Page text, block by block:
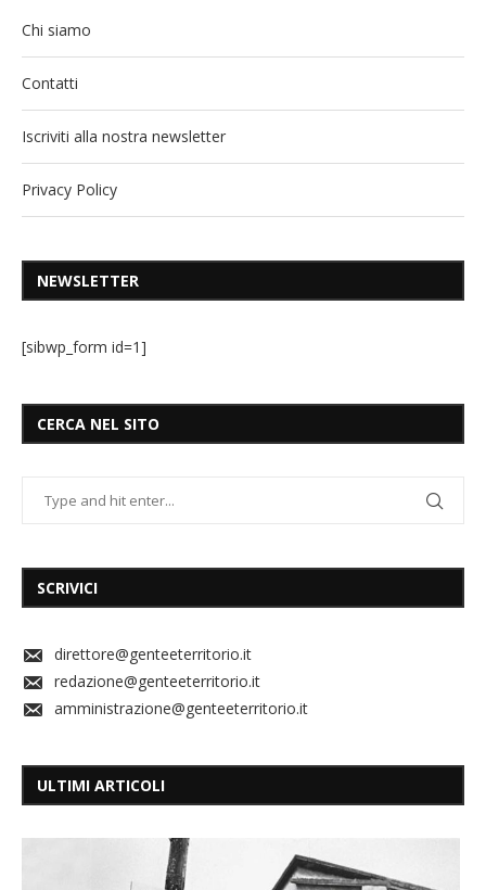
Chi siamo
Contatti
Iscriviti alla nostra newsletter
Privacy Policy
NEWSLETTER
[sibwp_form id=1]
CERCA NEL SITO
SCRIVICI
direttore@genteeterritorio.it
redazione@genteeterritorio.it
amministrazione@genteeterritorio.it
ULTIMI ARTICOLI